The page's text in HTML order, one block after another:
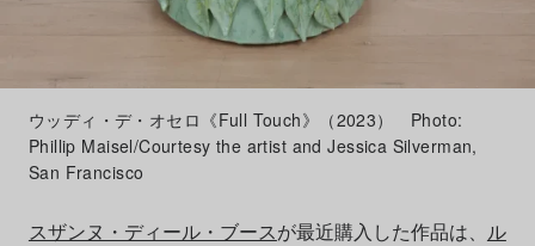
ウッディ・デ・オセロ《Full Touch》（2023） Photo:
Phillip Maisel/Courtesy the artist and Jessica Silverman,
San Francisco
スザンヌ・ディール・ブースが最近購入した作品は、 ル